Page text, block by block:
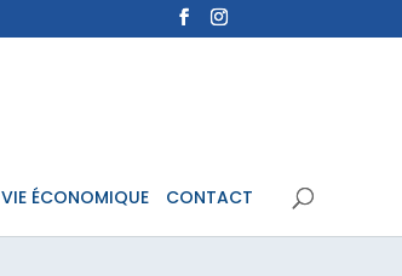
VIE ÉCONOMIQUE CONTACT